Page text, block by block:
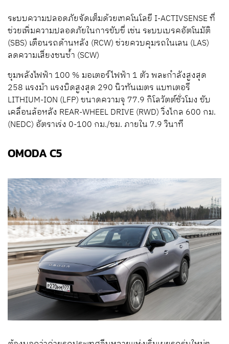
ระบบความปลอดภัยจัดเต็มด้วยเทคโนโลยี I-ACTIVSENSE ที่
ช่วยเพิ่มความปลอดภัยในการขับขี่ เช่น ระบบเบรคอัตโนมัติ
(SBS) เตือนรถด้านหลัง (RCW) ช่วยควบคุมรถในเลน (LAS)
ลดความเสี่ยงชนซ้ำ (SCW)
ขุมพลังไฟฟ้า 100 % มอเตอร์ไฟฟ้า 1 ตัว พละกำลังสูงสุด
258 แรงม้า แรงบิดสูงสุด 290 นิวทันเมตร แบทเตอรี
LITHIUM-ION (LFP) ขนาดความจุ 77.9 กิโลวัตต์ชั่วโมง ขับ
เคลื่อนล้อหลัง REAR-WHEEL DRIVE (RWD) วิ่งไกล 600 กม.
(NEDC) อัตราเร่ง 0-100 กม./ชม. ภายใน 7.9 วินาที
OMODA C5